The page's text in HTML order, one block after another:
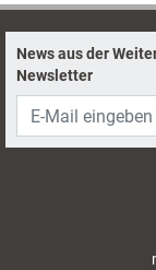
News aus der
Newsletter